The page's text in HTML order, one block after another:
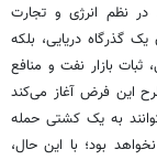
در نظم انرژی و تجارت
گذرگاه دریایی، بلکه
ثبات بازار نفت و منافع
این فرض آغاز می‌کند
به یک کشتی حمله
بود؛ با این حال،